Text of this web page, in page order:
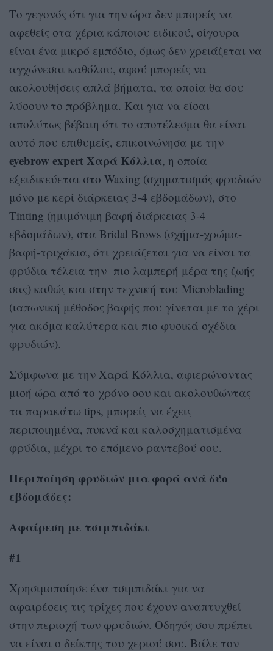
Το γεγονός ότι για την ώρα δεν μπορείς να
αφεθείς στα χέρια κάποιου ειδικού, σίγουρα
είναι ένα μικρό εμπόδιο, όμως δεν χρειάζεται να
αγχώνεσαι καθόλου, αφού μπορείς να
ακολουθήσεις απλά βήματα, τα οποία θα σου
λύσουν το πρόβλημα. Και για να είσαι
απολύτως βέβαιη ότι το αποτέλεσμα θα είναι
αυτό που επιθυμείς, επικοινώνησα με την
eyebrow expert Χαρά Κόλλια, η οποία
εξειδικεύεται στο Waxing (σχηματισμός φρυδιών
μόνο με κερί διάρκειας 3-4 εβδομάδων), στο
Tinting (ημιμόνιμη βαφή διάρκειας 3-4
εβδομάδων), στα Bridal Brows (σχήμα-χρώμα-
βαφή-τριχάκια, ότι χρειάζεται για να είναι τα
φρύδια τέλεια την πιο λαμπερή μέρα της ζωής
σας) καθώς και στην τεχνική του Microblading
(ιαπωνική μέθοδος βαφής που γίνεται με το χέρι
για ακόμα καλύτερα και πιο φυσικά σχέδια
φρυδιών).
Σύμφωνα με την Χαρά Κόλλια, αφιερώνοντας
μισή ώρα από το χρόνο σου και ακολουθώντας
τα παρακάτω tips, μπορείς να έχεις
περιποιημένα, πυκνά και καλοσχηματισμένα
φρύδια, μέχρι το επόμενο ραντεβού σου.
Περιποίηση φρυδιών μια φορά ανά δύο
εβδομάδες:
Αφαίρεση με τσιμπιδάκι
#1
Χρησιμοποίησε ένα τσιμπιδάκι για να
αφαιρέσεις τις τρίχες που έχουν αναπτυχθεί
στην περιοχή των φρυδιών. Οδηγός σου πρέπει
να είναι ο δείκτης του χεριού σου. Βάλε τον